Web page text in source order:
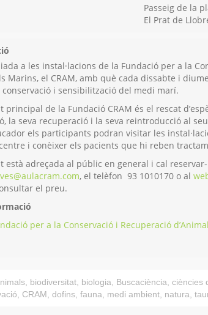
Passeig de la
El Prat de
a les instal·lacions de la Fundació per a la
Marins, el CRAM, amb què cada dissabte i
conservació i sensibilització del medi marí.
principal de la Fundació CRAM és el rescat
la seva recuperació i la seva reintroducció al
els participants podran visitar les
i conèixer els pacients que hi reben
està adreçada al públic en general i cal
, el telèfon 93 1010170 o al
el preu.
per a la Conservació i Recuperació
, biodiversitat, biologia, Buscaciència, ciències
, CRAM, dofins, fauna, medi ambient, natura,